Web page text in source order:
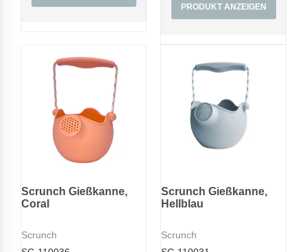
PRODUKT ANZEIGEN
Scrunch Gießkanne,
Coral
Scrunch
Scrunch Gießkanne,
Hellblau
Scrunch